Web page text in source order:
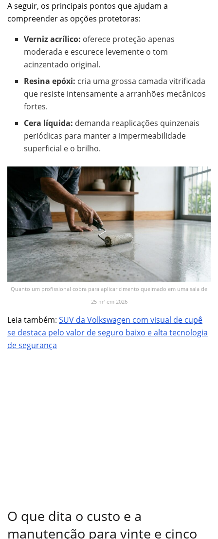
A seguir, os principais pontos que ajudam a
compreender as opções protetoras:
Verniz acrílico: oferece proteção apenas
moderada e escurece levemente o tom
acinzentado original.
Resina epóxi: cria uma grossa camada vitrificada
que resiste intensamente a arranhões mecânicos
fortes.
Cera líquida: demanda reaplicações quinzenais
periódicas para manter a impermeabilidade
superficial e o brilho.
Quanto um profissional cobra para aplicar cimento queimado em uma sala de
25 m² em 2026
Leia também: SUV da Volkswagen com visual de cupê
se destaca pelo valor de seguro baixo e alta tecnologia
de segurança
O que dita o custo e a
manutenção para vinte e cinco